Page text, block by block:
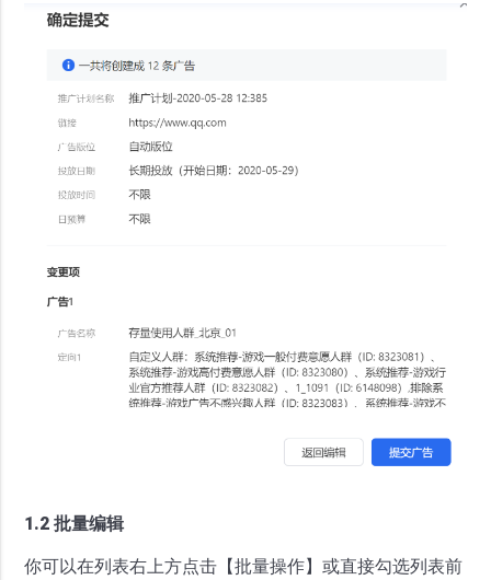
1.2 批量编辑
你可以在列表右上方点击【批量操作】或直接勾选列表前